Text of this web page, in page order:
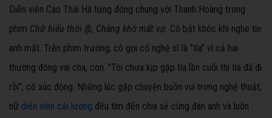
Diễn viên Cao Thái Hà từng đóng chung với Thanh Hoàng trong
phim Chữ hiếu thời @, Chàng khờ mất vợ. Cô bật khóc khi nghe tin
anh mất. Trên phim trường, cô gọi cố nghệ sĩ là "tía" vì cả hai
thường đóng vai cha, con. "Tôi chưa kịp gặp tía lần cuối thì tía đã đi
rồi", cô xúc động. Những lúc gặp chuyện buồn vui trong nghệ thuật,
nữ diễn viên cải lương đều tìm đến chia sẻ cùng đàn anh và luôn